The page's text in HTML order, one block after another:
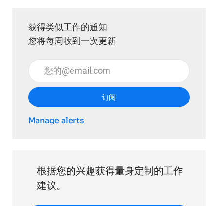
获得类似工作的通知
您将每周收到一次更新
输入电子邮件地址 （必填）
订阅
Manage alerts
根据您的兴趣获得量身定制的工作
建议。